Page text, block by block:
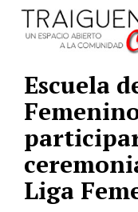
Escuela
Liga